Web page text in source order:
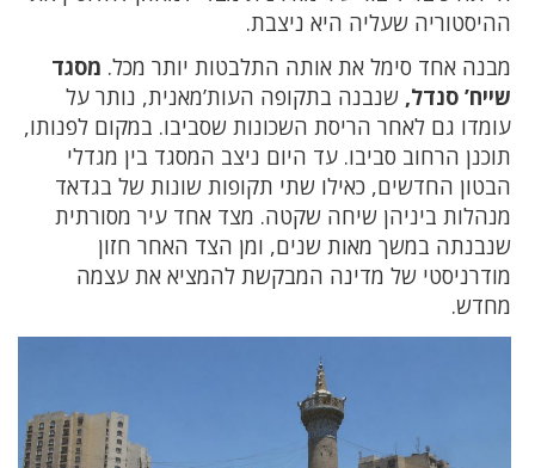
ההיסטוריה שעליה היא ניצבת.
מבנה אחד סימל את אותה התלבטות יותר מכל. מסגד
שייח’ סנדל, שנבנה בתקופה העות’מאנית, נותר על
עומדו גם לאחר הריסת השכונות שסביבו. במקום לפנותו,
תוכנן הרחוב סביבו. עד היום ניצב המסגד בין מגדלי
הבטון החדשים, כאילו שתי תקופות שונות של בגדאד
מנהלות ביניהן שיחה שקטה. מצד אחד עיר מסורתית
שנבנתה במשך מאות שנים, ומן הצד האחר חזון
מודרניסטי של מדינה המבקשת להמציא את עצמה
מחדש.